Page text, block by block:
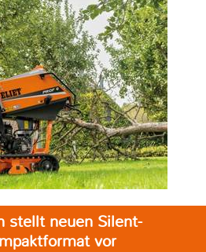
stellt neuen Silent-
vor